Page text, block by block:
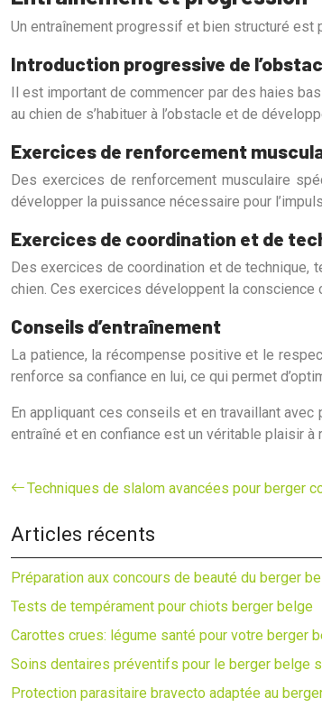
Un entraînement progressif et bien structuré est
Introduction progressive de
Il est important de commencer par des haies
au chien de s’habituer à l’obstacle et de
Exercices de renforcement
Des exercices de renforcement musculaire
développer la puissance nécessaire pour
Exercices de coordination et de
Des exercices de coordination et de technique,
chien. Ces exercices développent la
Conseils d’entraînement
La patience, la récompense positive et le
renforce sa confiance en lui, ce qui permet
En appliquant ces conseils et en travaillant
entraîné et en confiance est un véritable plaisir à
Techniques de slalom avancées pour berger
Articles récents
Préparation aux concours de beauté du berger
Tests de tempérament pour chiots berger belge
Carottes crues: légume santé pour votre berger
Soins dentaires préventifs pour le berger belge
Protection parasitaire bravecto adaptée au